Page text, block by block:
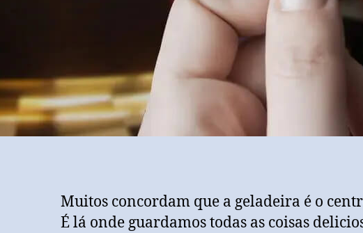
Muitos concordam que a geladeira é o
É lá onde guardamos todas as coisas